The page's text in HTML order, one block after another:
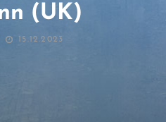
(UK)
POSTED
15.12.2023